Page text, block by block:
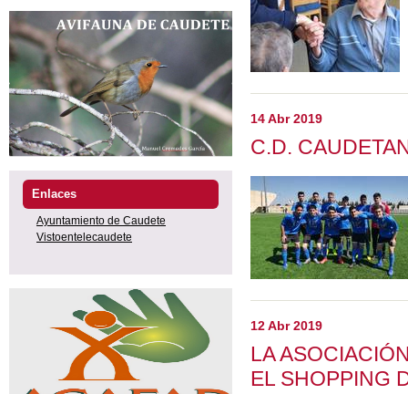
Enlaces
Ayuntamiento de Caudete
Vistoentelecaudete
14 Abr 2019
C.D.
12 Abr 2019
LA
EL SHOPPING